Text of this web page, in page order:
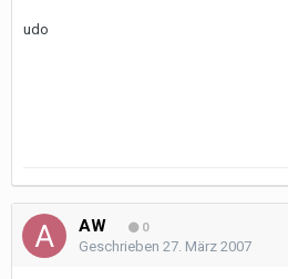
udo
AW 0
Geschrieben 27. März 2007